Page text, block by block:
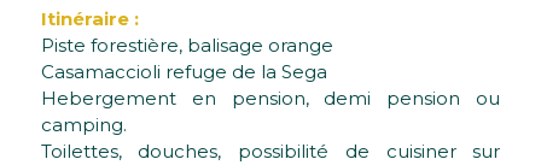
Itinéraire :
Piste forestière, balisage orange
Casamaccioli refuge de la Sega
Hebergement en pension, demi pension ou
camping.
Toilettes, douches, possibilité de cuisiner sur